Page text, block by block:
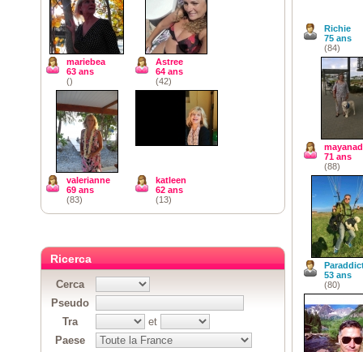
Richie
75 ans
(84)
71 ans
(88)
53 ans
(80)
mariebea
63 ans
()
Astree
64 ans
(42)
valerianne
69 ans
(83)
katleen
62 ans
(13)
Ricerca
Cerca
Pseudo
Tra
et
Paese